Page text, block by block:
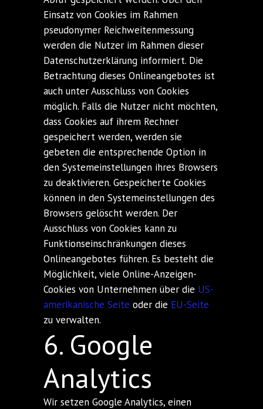
Einsatz von Cookies im Rahmen
pseudonymer Reichweitenmessung
werden die Nutzer im Rahmen dieser
Datenschutzerklärung informiert. Die
Betrachtung dieses Onlineangebotes ist
auch unter Ausschluss von Cookies
möglich. Falls die Nutzer nicht möchten,
dass Cookies auf ihrem Rechner
gespeichert werden, werden sie
gebeten die entsprechende Option in
den Systemeinstellungen ihres Browsers
zu deaktivieren. Gespeicherte Cookies
können in den Systemeinstellungen des
Browsers gelöscht werden. Der
Ausschluss von Cookies kann zu
Funktionseinschränkungen dieses
Onlineangebotes führen. Es besteht die
Möglichkeit, viele Online-Anzeigen-
Cookies von Unternehmen über die US-
amerikanische Seite oder die EU-Seite
zu verwalten.
6. Google
Analytics
Wir setzen Google Analytics, einen